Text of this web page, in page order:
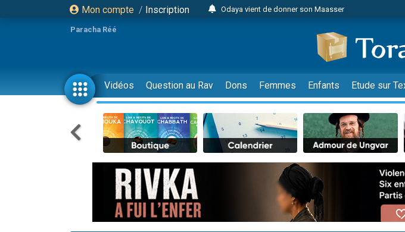
Mon compte / Inscription
Odaya vient de donner son Maasser
3 personnes viennent de faire un don pour
2 personnes viennent de nous rejoindre sur WhatsApp
13 personnes viennent de demander une bénédiction
12 nouvelles musiques dans Torah-Box Music
30 personnes viennent de faire un don pour
Il reste 49 places pour étudier en groupe sur
3 personnes viennent de nous rejoindre sur
2 personnes viennent de nous rejoindre sur
3 personnes viennent de nous rejoindre sur
2 nouvelles musiques dans Torah-Box Music
8 personnes viennent de faire un don pour
Paracha Réé
Vidéos Question au Rav Dons Femmes Enfants Etude sur